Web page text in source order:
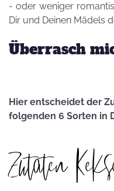
- oder weniger
Dir und Deinen Mädels
Überrasch
Hier entscheidet der
folgenden 6 Sorten in
Zutaten